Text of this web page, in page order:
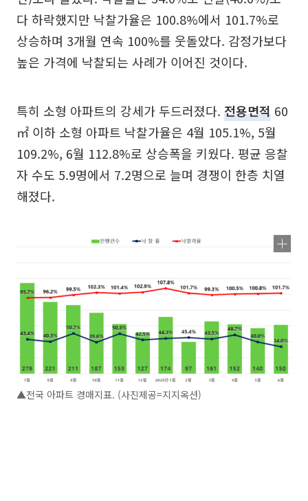
다 하락했지만 낙찰가율은 100.8%에서 101.7%로
상승하며 3개월 연속 100%를 웃돌았다. 감정가보다
높은 가격에 낙찰되는 사례가 이어진 것이다.
특히 소형 아파트의 강세가 두드러졌다. 전용면적 60
㎡ 이하 소형 아파트 낙찰가율은 4월 105.1%, 5월
109.2%, 6월 112.8%로 상승폭을 키웠다. 평균 응찰
자 수도 5.9명에서 7.2명으로 늘며 경쟁이 한층 치열
해졌다.
▲전국 아파트 경매지표. (사진제공=지지옥션)